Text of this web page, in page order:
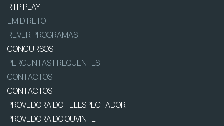
RTP PLAY
EM DIRETO
REVER PROGRAMAS
CONCURSOS
PERGUNTAS FREQUENTES
CONTACTOS
CONTACTOS
PROVEDORA DO TELESPECTADOR
PROVEDORA DO OUVINTE